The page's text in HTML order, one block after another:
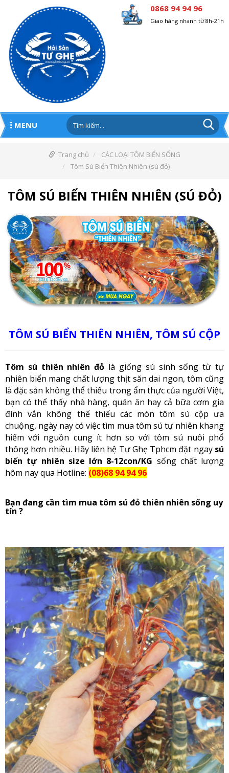
0868 94 94 96
Giao hàng nhanh từ 8h-21h
MENU
Trang chủ
CÁC LOẠI TÔM BIỂN SỐNG
Tôm Sú Biển Thiên Nhiên (sú đỏ)
TÔM SÚ BIỂN THIÊN NHIÊN (SÚ ĐỎ)
TÔM SÚ BIỂN THIÊN NHIÊN, TÔM SÚ CỘP
Tôm sú thiên nhiên đỏ là giống sú sinh sống từ tự
nhiên biển mang chất lượng thịt săn dai ngon, tôm cũng
là đặc sản không thể thiếu trong ẩm thực của người Việt,
bạn có thể thấy nhà hàng, quán ăn hay cả bữa cơm gia
đình vẫn không thể thiếu các món tôm sú cộp ưa
chuộng, ngày nay có việc tìm mua tôm sú tự nhiên khang
hiếm với nguồn cung ít hơn so với tôm sú nuôi phổ
thông hơn nhiều. Hãy liên hệ Tư Ghẹ Tphcm đặt ngay sú
biển tự nhiên size lớn 8-12con/KG sống chất lượng
hôm nay qua Hotline: (08)68 94 94 96
Bạn đang cần tìm mua tôm sú đỏ thiên nhiên sống uy
tín ?